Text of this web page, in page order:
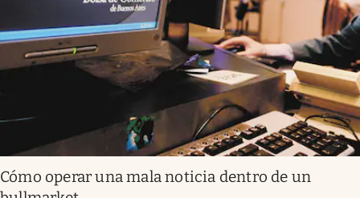
Cómo operar una mala noticia dentro de un